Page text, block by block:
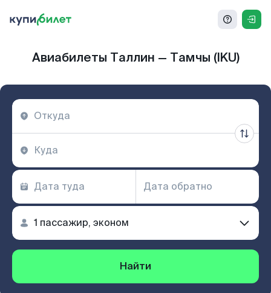
Авиабилеты Таллин — Тамчы (IKU)
Найти